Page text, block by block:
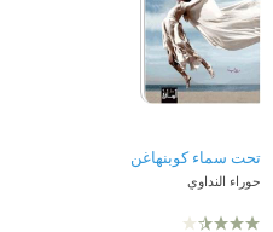
تحت سماء كوبنهاغن
حوراء النداوي